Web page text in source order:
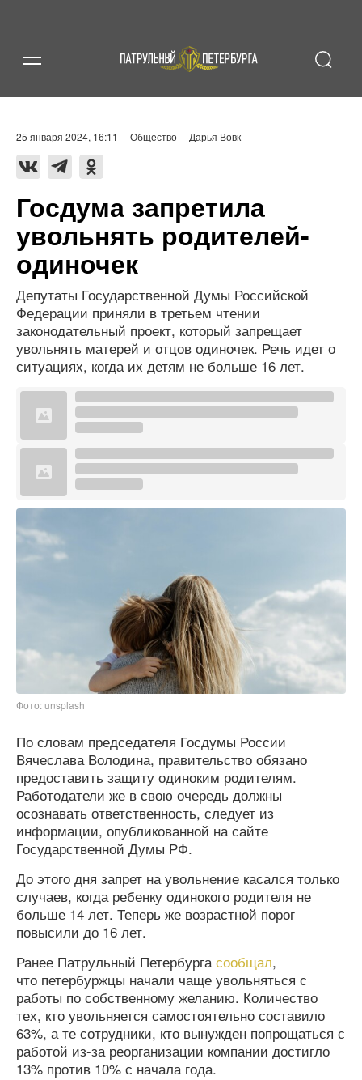
25 января 2024, 16:11 Общество Дарья Вовк
Госдума запретила
увольнять родителей-
одиночек
Депутаты Государственной Думы Российской
Федерации приняли в третьем чтении
законодательный проект, который запрещает
увольнять матерей и отцов одиночек. Речь идет о
ситуациях, когда их детям не больше 16 лет.
Фото: unsplash
По словам председателя Госдумы России
Вячеслава Володина, правительство обязано
предоставить защиту одиноким родителям.
Работодатели же в свою очередь должны
осознавать ответственность, следует из
информации, опубликованной на сайте
Государственной Думы РФ.
До этого дня запрет на увольнение касался только
случаев, когда ребенку одинокого родителя не
больше 14 лет. Теперь же возрастной порог
повысили до 16 лет.
Ранее Патрульный Петербургасообщал,
что петербуржцы начали чаще увольняться с
работы по собственному желанию. Количество
тех, кто увольняется самостоятельно составило
63%, а те сотрудники, кто вынужден попрощаться с
работой из-за реорганизации компании достигло
13% против 10% с начала года.